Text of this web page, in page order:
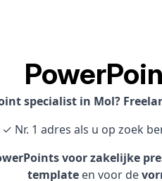
specialist in Mol?
✓ Nr. 1 adres als u op zoek
voor zakelijke
template en voor de